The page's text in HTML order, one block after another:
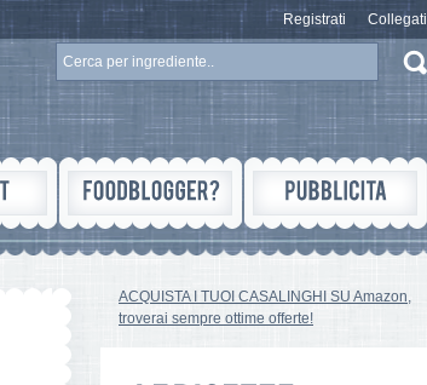
Registrati Collegati
ACQUISTA I TUOI CASALINGHI SU Amazon,
troverai sempre ottime offerte!